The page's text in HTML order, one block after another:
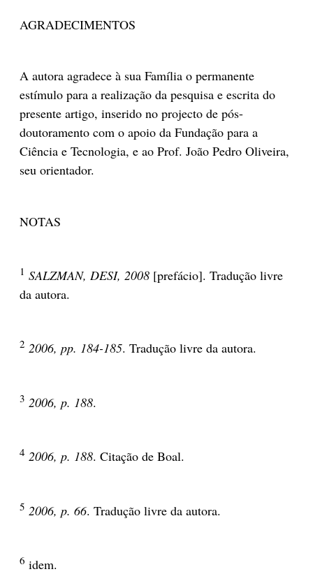
AGRADECIMENTOS
A autora agradece à sua Família o permanente
estímulo para a realização da pesquisa e escrita do
presente artigo, inserido no projecto de pós-
doutoramento com o apoio da Fundação para a
Ciência e Tecnologia, e ao Prof. João Pedro Oliveira,
seu orientador.
NOTAS
1 SALZMAN, DESI, 2008 [prefácio]. Tradução livre
da autora.
2 2006, pp. 184-185. Tradução livre da autora.
3 2006, p. 188.
4 2006, p. 188. Citação de Boal.
5 2006, p. 66. Tradução livre da autora.
6 idem.